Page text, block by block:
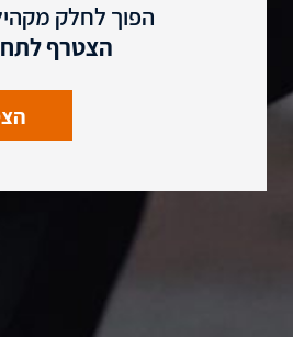
הפוך לחלק
הצטרף